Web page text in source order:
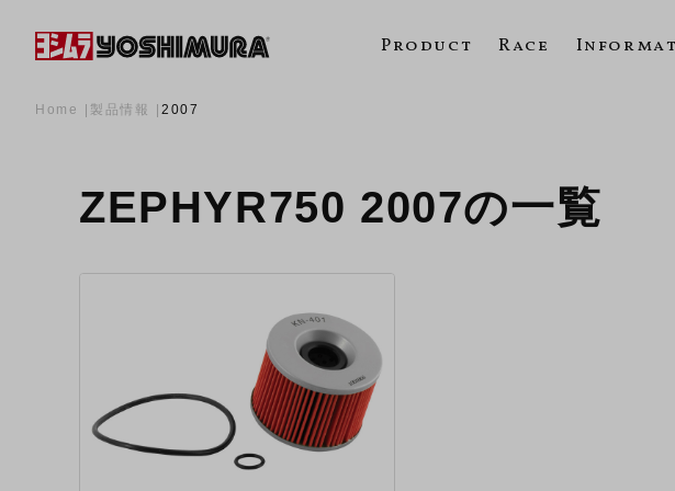
Product Race
Home 製品情報 2007
ZEPHYR750 2007の一覧